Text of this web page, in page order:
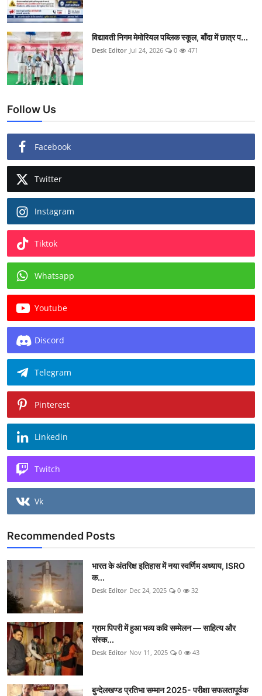
विद्यावती निगम मेमोरियल पब्लिक स्कूल, बाँदा में छात्र प...
Desk Editor Jul 24, 2026 0 471
Follow Us
Facebook
Twitter
Instagram
Tiktok
Whatsapp
Youtube
Discord
Telegram
Pinterest
Linkedin
Twitch
Vk
Recommended Posts
भारत के अंतरिक्ष इतिहास में नया स्वर्णिम अध्याय, ISRO
क...
Desk Editor Dec 24, 2025 0 32
ग्राम पिपरी में हुआ भव्य कवि सम्मेलन — साहित्य और
संस्क...
Desk Editor Nov 11, 2025 0 43
बुन्देलखण्ड प्रतिभा सम्मान 2025- परीक्षा सफलतापूर्वक